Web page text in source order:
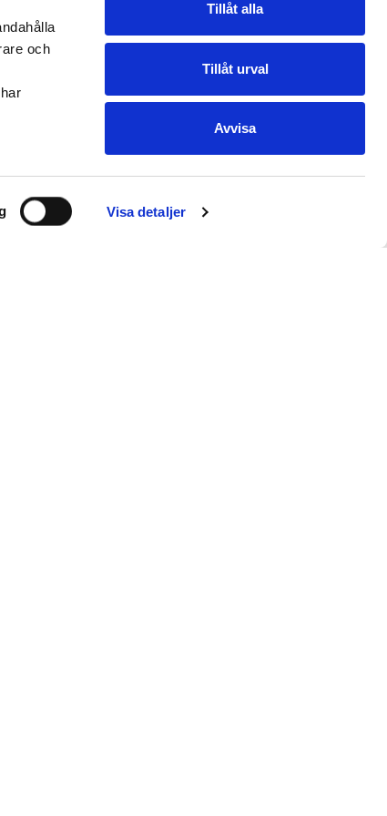
och
Visa detaljer
Tillåt alla
Tillåt urval
Avvisa